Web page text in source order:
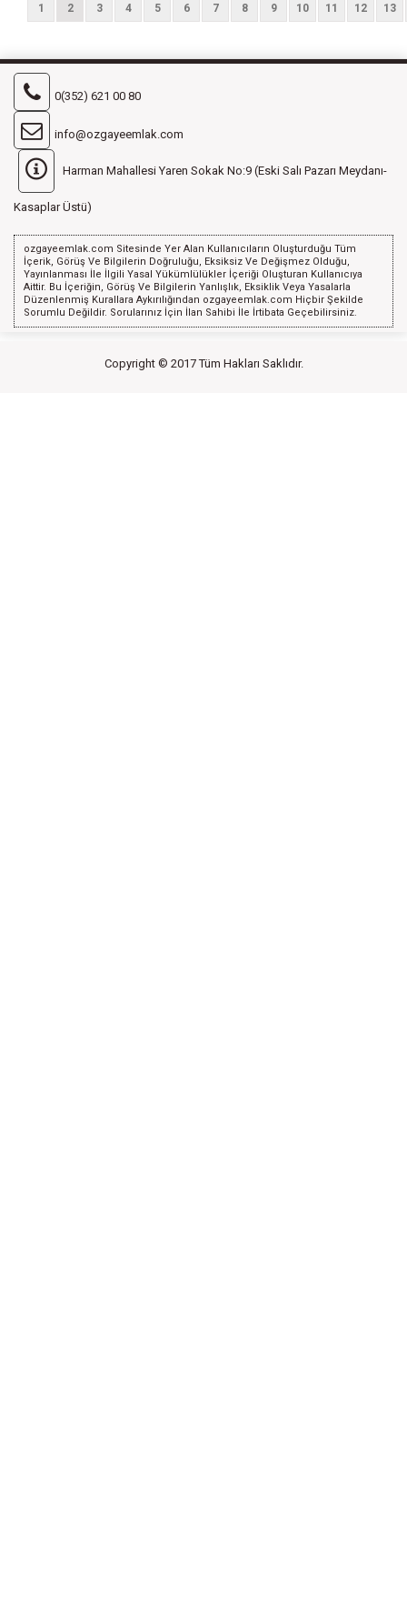
1 2 3 4 5 6 7 8 9 10 11 12 13
0(352) 621 00 80
info@ozgayeemlak.com
Harman Mahallesi Yaren Sokak No:9 (Eski Salı Pazarı Meydanı-
Kasaplar Üstü)
ozgayeemlak.com Sitesinde Yer Alan Kullanıcıların Oluşturduğu Tüm
İçerik, Görüş Ve Bilgilerin Doğruluğu, Eksiksiz Ve Değişmez Olduğu,
Yayınlanması İle İlgili Yasal Yükümlülükler İçeriği Oluşturan Kullanıcıya
Aittir. Bu İçeriğin, Görüş Ve Bilgilerin Yanlışlık, Eksiklik Veya Yasalarla
Düzenlenmiş Kurallara Aykırılığından ozgayeemlak.com Hiçbir Şekilde
Sorumlu Değildir. Sorularınız İçin İlan Sahibi İle İrtibata Geçebilirsiniz.
Copyright © 2017 Tüm Hakları Saklıdır.